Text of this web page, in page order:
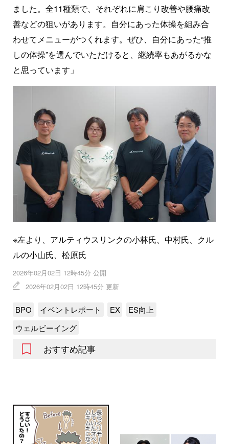
ました。全11種類で、それぞれに肩こり改善や腰痛改
善などの狙いがあります。自分にあった体操を組み合
わせてメニューがつくれます。ぜひ、自分にあった“推
しの体操”を選んでいただけると、継続率もあがるかな
と思っています」
※左より、アルティウスリンクの小林氏、中村氏、クル
ルの小山氏、松原氏
2026年02月02日 12時45分 公開
2026年02月02日 12時45分 更新
BPO イベントレポート EX
ES向上
ウェルビーイング
おすすめ記事